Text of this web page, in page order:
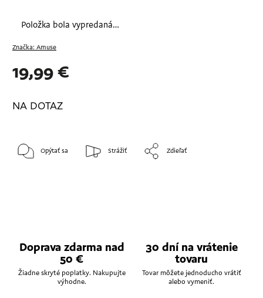
Položka bola vypredaná…
Značka: Amuse
19,99 €
NA DOTAZ
Opýtať sa Strážiť Zdieľať
Doprava zdarma nad
50 €
Žiadne skryté poplatky. Nakupujte
výhodne.
30 dní na vrátenie
tovaru
Tovar môžete jednoducho vrátiť
alebo vymeniť.